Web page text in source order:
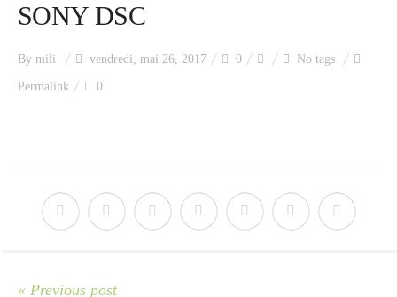
Index des recettes
Apéro
SONY DSC
By mili vendredi, mai 26, 2017 0 No tags
Permalink 0
« Previous post